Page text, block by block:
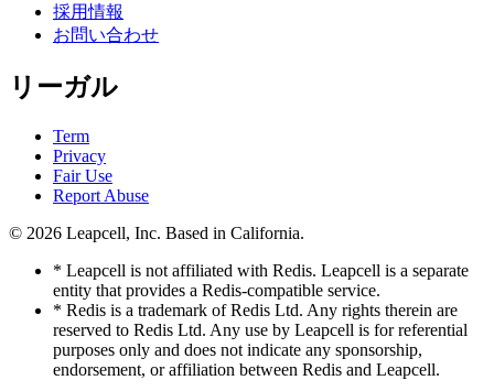
採用情報
お問い合わせ
リーガル
Term
Privacy
Fair Use
Report Abuse
© 2026 Leapcell, Inc. Based in California.
* Leapcell is not affiliated with Redis. Leapcell is a separate
entity that provides a Redis-compatible service.
* Redis is a trademark of Redis Ltd. Any rights therein are
reserved to Redis Ltd. Any use by Leapcell is for referential
purposes only and does not indicate any sponsorship,
endorsement, or affiliation between Redis and Leapcell.